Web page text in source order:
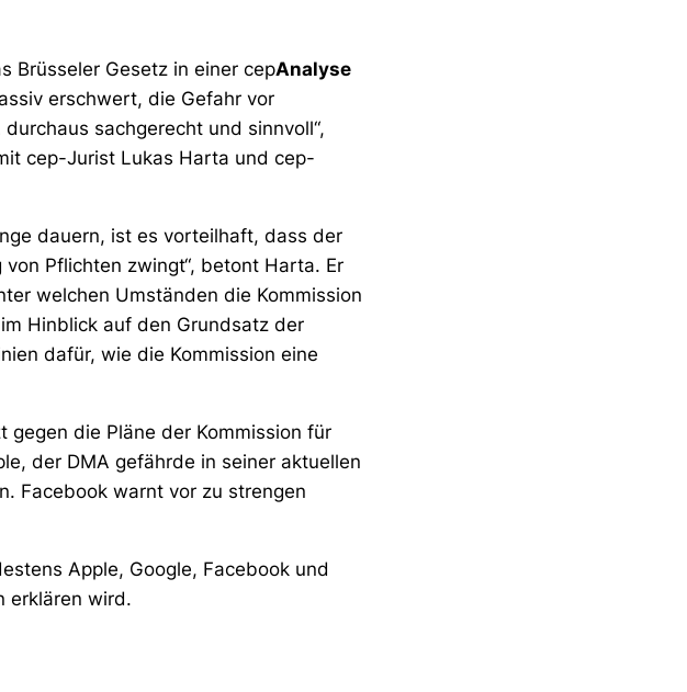
Brüsseler Gesetz in einer cepAnalyse
erschwert, die Gefahr vor
sachgerecht und sinnvoll“,
cep-Jurist Lukas Harta und cep-
dauern, ist es vorteilhaft, dass der
Pflichten zwingt“, betont Harta. Er
welchen Umständen die Kommission
Hinblick auf den Grundsatz der
dafür, wie die Kommission eine
die Pläne der Kommission für
der DMA gefährde in seiner aktuellen
Facebook warnt vor zu strengen
Apple, Google, Facebook und
erklären wird.